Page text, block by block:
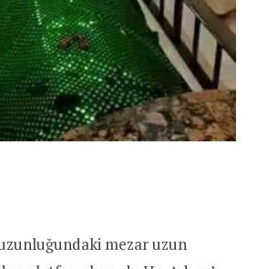
mezar uzun